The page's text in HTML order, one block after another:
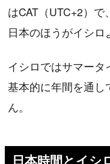
はCAT（UTC+2）で
日本のほうがイシロ
イシロではサマータ
基本的に年間を通
ん。
日本時間とイシ